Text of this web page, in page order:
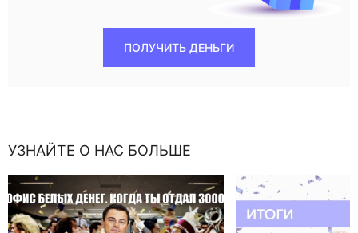
ПОЛУЧИТЬ ДЕНЬГИ
УЗНАЙТЕ О НАС БОЛЬШЕ